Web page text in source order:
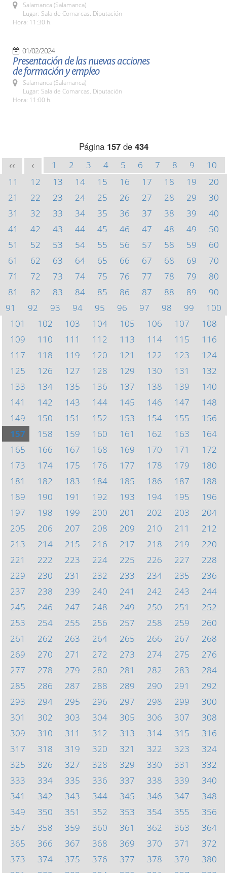
Salamanca (Salamanca)
Lugar: Sala de Comarcas. Diputación
Hora: 11:30 h.
01/02/2024
Presentación de las nuevas acciones
de formación y empleo
Salamanca (Salamanca)
Lugar: Sala de Comarcas. Diputación
Hora: 11:00 h.
Página 157de 434
<< < 1 2 3 4 5 6 7 8 9
10
11
12 13 14 15 16 17 18 19
20
21
22 23 24 25 26 27 28 29
30
31
32 33 34 35 36 37 38 39
40
41
42 43 44 45 46 47 48 49
50
51
52 53 54 55 56 57 58 59
60
61
62 63 64 65 66 67 68 69
70
71
72 73 74 75 76 77 78 79
80
81
82 83 84 85 86 87 88 89
90
91
92 93 94 95 96 97 98 99
100
101
102 103 104 105 106 107
108
109
110 111 112 113 114 115
116
117
118 119 120 121 122 123
124
125
126 127 128 129 130 131
132
133
134 135 136 137 138 139
140
141
142 143 144 145 146 147
148
149
150 151 152 153 154 155
156
157
158 159 160 161 162 163
164
165
166 167 168 169 170 171
172
173
174 175 176 177 178 179
180
181
182 183 184 185 186 187
188
189
190 191 192 193 194 195
196
197
198 199 200 201 202 203
204
205
206 207 208 209 210 211
212
213
214 215 216 217 218 219
220
221
222 223 224 225 226 227
228
229
230 231 232 233 234 235
236
237
238 239 240 241 242 243
244
245
246 247 248 249 250 251
252
253
254 255 256 257 258 259
260
261
262 263 264 265 266 267
268
269
270 271 272 273 274 275
276
277
278 279 280 281 282 283
284
285
286 287 288 289 290 291
292
293
294 295 296 297 298 299
300
301
302 303 304 305 306 307
308
309
310 311 312 313 314 315
316
317
318 319 320 321 322 323
324
325
326 327 328 329 330 331
332
333
334 335 336 337 338 339
340
341
342 343 344 345 346 347
348
349
350 351 352 353 354 355
356
357
358 359 360 361 362 363
364
365
366 367 368 369 370 371
372
373
374 375 376 377 378 379
380